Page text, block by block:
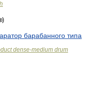
барабанного типа
dense-medium drum